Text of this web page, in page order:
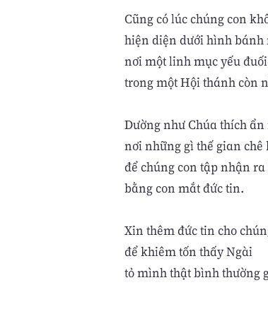
Cũng có lúc chúng con
hiện diện dưới hình bánh
nơi một linh mục yếu
trong một Hội thánh còn
Dường như Chúa thích
nơi những gì thế gian chê
để chúng con tập nhận
bằng con mắt đức tin.
Xin thêm đức tin cho
để khiêm tốn thấy Ngài
tỏ mình thật bình thường